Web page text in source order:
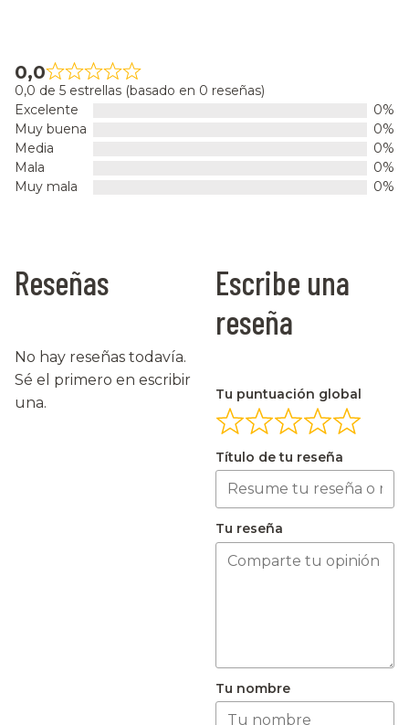
0,0
0,0 de 5 estrellas (basado en 0 reseñas)
Excelente
0%
Muy buena
0%
Media
0%
Mala
0%
Muy mala
0%
Reseñas
No hay reseñas todavía.
Sé el primero en escribir
una.
Escribe una
reseña
Tu puntuación global
Título de tu reseña
Tu reseña
Tu nombre